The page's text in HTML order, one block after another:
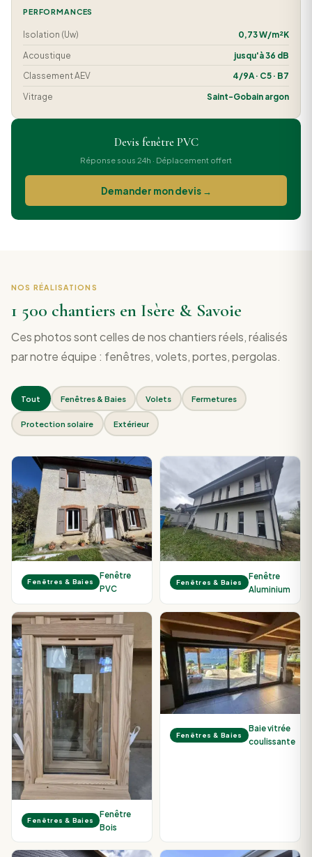
PERFORMANCES
Isolation (Uw)
0,73 W/m²K
Acoustique
jusqu'à 36 dB
Classement AEV
4/9A · C5 · B7
Vitrage
Saint-Gobain argon
Devis fenêtre PVC
Réponse sous 24h · Déplacement offert
Demander mon devis →
NOS RÉALISATIONS
1 500 chantiers en Isère & Savoie
Ces photos sont celles de nos chantiers réels, réalisés
par notre équipe : fenêtres, volets, portes, pergolas.
Tout Fenêtres & Baies Volets Fermetures
Protection solaire Extérieur
Fenêtres & Baies
Fenêtre
PVC
Fenêtres & Baies
Fenêtre
Aluminium
Fenêtres & Baies
Fenêtre
Bois
Fenêtres & Baies
Baie vitrée
coulissante